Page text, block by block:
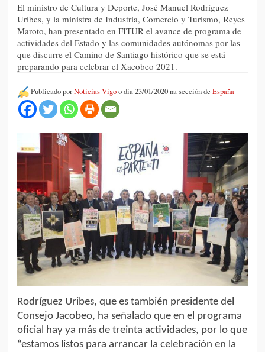
El ministro de Cultura y Deporte, José Manuel Rodríguez
Uribes, y la ministra de Industria, Comercio y Turismo, Reyes
Maroto, han presentado en FITUR el avance de programa de
actividades del Estado y las comunidades autónomas por las
que discurre el Camino de Santiago histórico que se está
preparando para celebrar el Xacobeo 2021.
Publicado porNoticias Vigoo día 23/01/2020 na sección de España
Rodríguez Uribes, que es también presidente del
Consejo Jacobeo, ha señalado que en el programa
oficial hay ya más de treinta actividades, por lo que
“estamos listos para arrancar la celebración en la